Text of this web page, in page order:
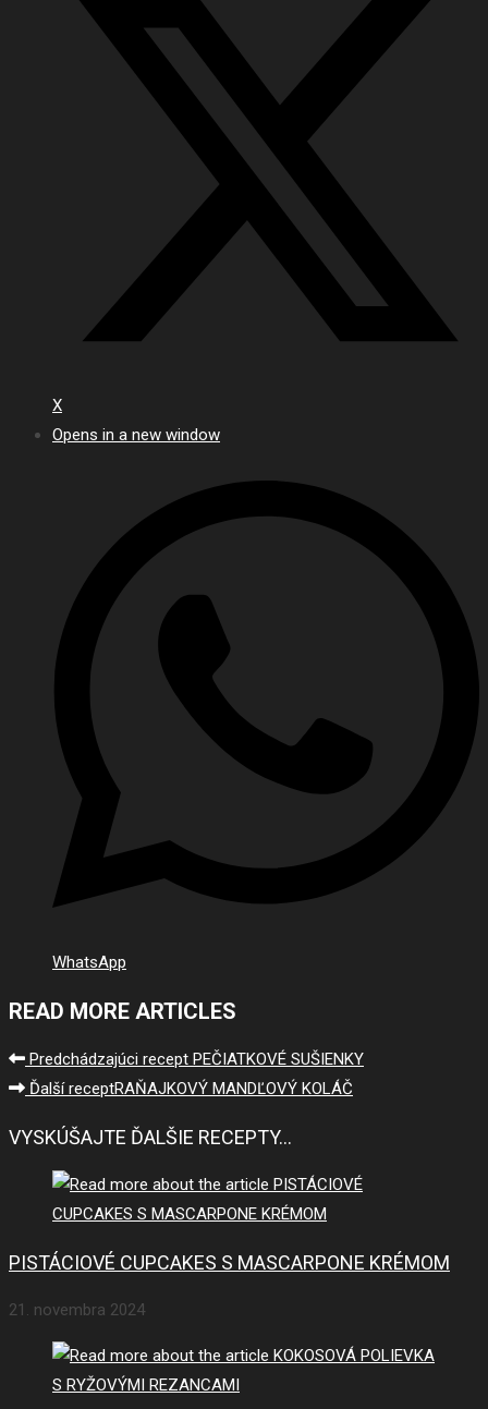
X
Opens in a new window
WhatsApp
READ MORE ARTICLES
Predchádzajúci recept PEČIATKOVÉ SUŠIENKY
Ďalší receptRAŇAJKOVÝ MANDĽOVÝ KOLÁČ
VYSKÚŠAJTE ĎALŠIE RECEPTY...
PISTÁCIOVÉ CUPCAKES S MASCARPONE KRÉMOM
21. novembra 2024